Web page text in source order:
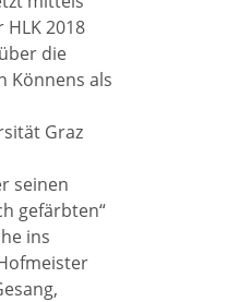
2018
die
Könnens als
Graz
seinen
gefärbten“
ins